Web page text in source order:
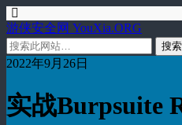
游侠安全网 YouXia.ORG
2022年9月26日
实战Burpsuite